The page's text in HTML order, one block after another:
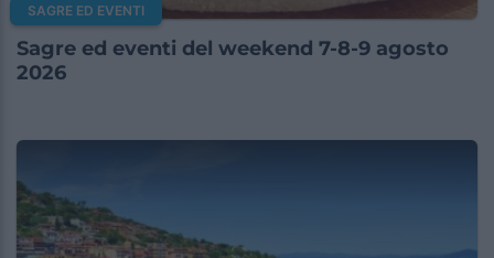
SAGRE ED EVENTI
Sagre ed eventi del weekend 7-8-9 agosto
2026